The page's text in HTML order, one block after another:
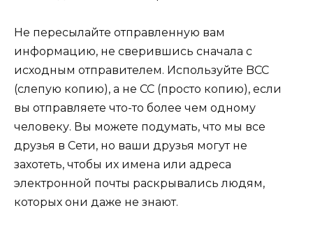
Не пересылайте отправленную вам
информацию, не сверившись сначала с
исходным отправителем. Используйте BCC
(слепую копию), а не CC (просто копию), если
вы отправляете что-то более чем одному
человеку. Вы можете подумать, что мы все
друзья в Сети, но ваши друзья могут не
захотеть, чтобы их имена или адреса
электронной почты раскрывались людям,
которых они даже не знают.